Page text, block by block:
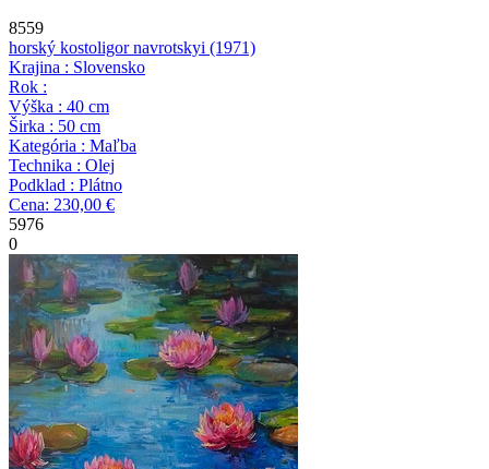
8559
horský kostoligor navrotskyi (1971)
Krajina : Slovensko
Rok :
Výška : 40 cm
Širka : 50 cm
Kategória : Maľba
Technika : Olej
Podklad : Plátno
Cena: 230,00 €
5976
0